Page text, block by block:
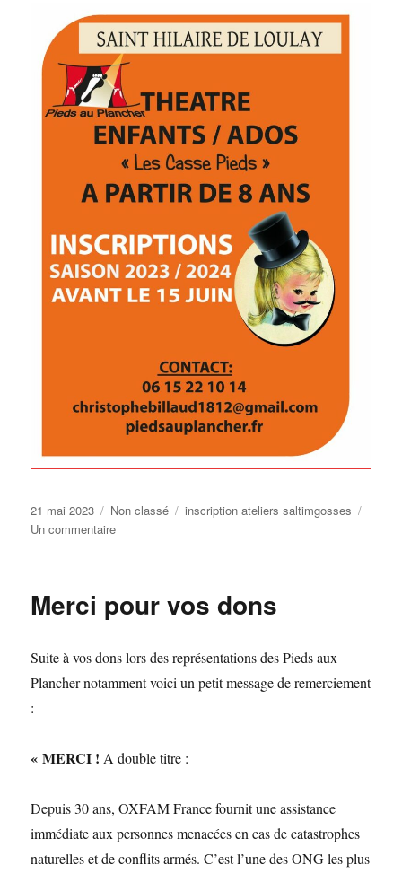
Publié
le
21 mai 2023 Catégories
Non classé Étiquettes
inscription ateliers saltimgosses
Un commentairesur
Merci pour vos dons
Suite à vos dons lors des représentations des Pieds aux
Plancher notamment voici un petit message de remerciement
:
« MERCI !A double titre :
Depuis 30 ans, OXFAM France fournit une assistance
immédiate aux personnes menacées en cas de catastrophes
naturelles et de conflits armés. C’est l’une des ONG les plus